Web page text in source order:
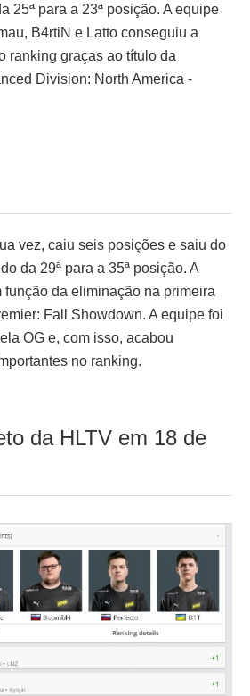
25ª para a 23ª posição. A equipe
B4rtiN e Latto conseguiu a
ranking graças ao título da
Division: North America -
vez, caiu seis posições e saiu do
da 29ª para a 35ª posição. A
função da eliminação na primeira
Fall Showdown. A equipe foi
OG e, com isso, acabou
no ranking.
da HLTV em 18 de